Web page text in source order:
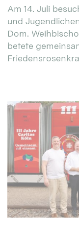
Am 14. Juli
und
Dom.
betete